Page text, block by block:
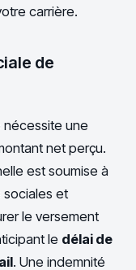
carrière.
de
nécessite une
net perçu.
est soumise à
sociales et
le versement
le délai de
. Une indemnité